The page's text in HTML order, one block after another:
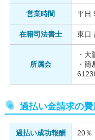
営業時間 平日
在籍司法書士 東口
所属会
・
・
過払い金請求の費
過払い成功報酬 20％